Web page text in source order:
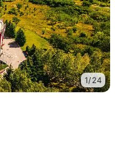
1/24